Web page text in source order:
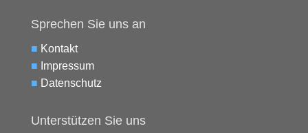
Sprechen Sie uns an
■ Kontakt
■ Impressum
■ Datenschutz
Unterstützen Sie uns